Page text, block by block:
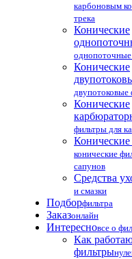
карбоновым
трека
Конические
Конические
Конические
фильтры для
конические
сапунов
Средства
и смазки
Подборфильтра
Заказонлайн
Интересновсе о
Как
фильтры